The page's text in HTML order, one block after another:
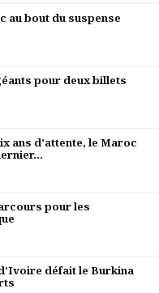
au bout du suspense
pour deux billets
ans d’attente, le Maroc
pour les
d’Ivoire défait le Burkina